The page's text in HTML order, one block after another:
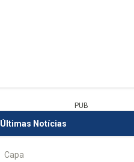
PUB
Últimas Notícias
Capa